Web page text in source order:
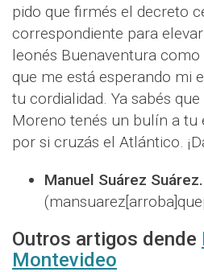
pido que firmés el decreto
correspondiente para
leonés Buenaventura
que me está esperando mi
tu cordialidad. Ya sabés
Moreno tenés un bulín a tu
por si cruzás el Atlántico.
Manuel Suárez Suárez.
Outros artigos dende
Montevideo